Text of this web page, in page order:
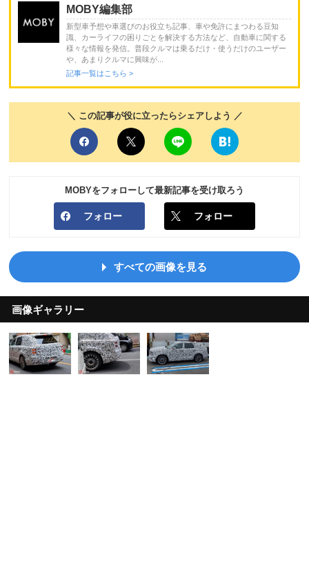
MOBY編集部
新型車予想や車選びのお役立ち記事、車や免許にまつわる豆知
識、カーライフの困りごとを解決する方法など、自動車に関する
様々な情報を発信。普段クルマは乗るだけ・使うだけのユーザー
や、あまりクルマに興味が...
記事一覧はこちら >
＼ この記事が役に立ったらシェアしよう ／
MOBYをフォローして最新記事を受け取ろう
フォロー フォロー
すべての画像を見る
画像ギャラリー